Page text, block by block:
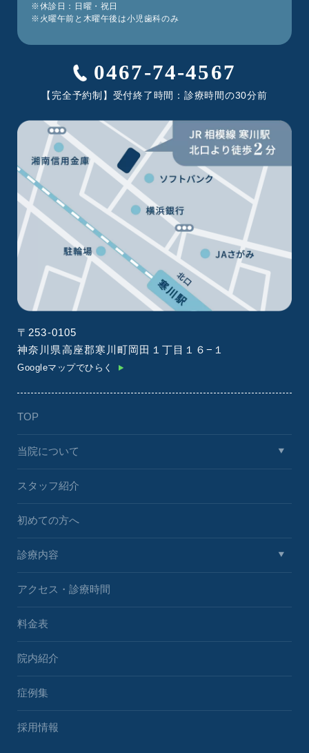
※休診日：日曜・祝日
※火曜午前と木曜午後は小児歯科のみ
0467-74-4567
【完全予約制】受付終了時間：診療時間の30分前
〒253-0105
神奈川県高座郡寒川町岡田１丁目１６−１
Googleマップでひらく
TOP
当院について
スタッフ紹介
初めての方へ
診療内容
アクセス・診療時間
料金表
院内紹介
症例集
採用情報